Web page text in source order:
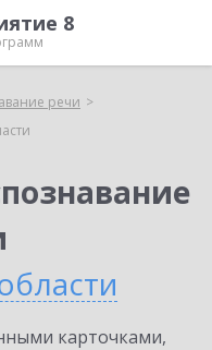
8
речи
карточками,